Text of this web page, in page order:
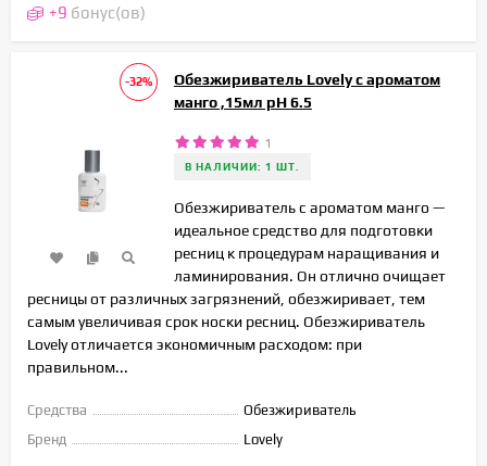
+9 бонус(ов)
-32%
Обезжириватель Lovely с ароматом
манго ,15мл pH 6.5
1
В НАЛИЧИИ: 1 ШТ.
Обезжириватель с ароматом манго —
идеальное средство для подготовки
ресниц к процедурам наращивания и
ламинирования. Он отлично очищает
ресницы от различных загрязнений, обезжиривает, тем
самым увеличивая срок носки ресниц. Обезжириватель
Lovely отличается экономичным расходом: при
правильном...
Средства
Обезжириватель
Бренд
Lovely